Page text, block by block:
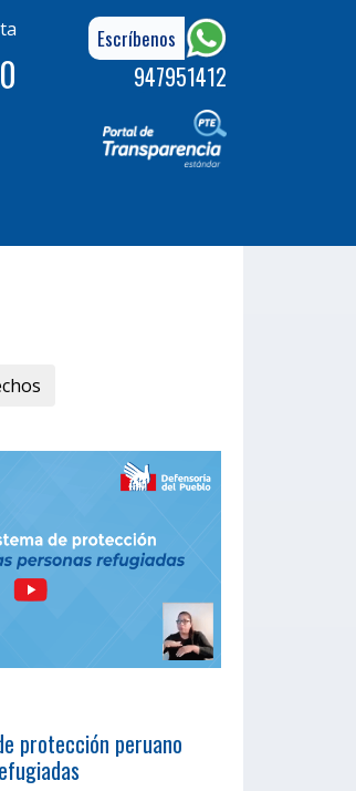
Escríbenos
947951412
protección peruano